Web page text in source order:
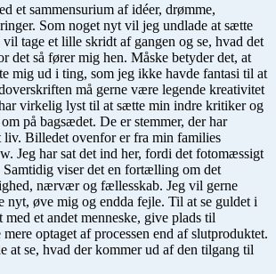
et sammensurium af idéer, drømme,
Som noget nyt vil jeg undlade at sætte
tage et lille skridt af gangen og se, hvad det
det så fører mig hen. Måske betyder det, at
mig ud i ting, som jeg ikke havde fantasi til at
må gerne være legende kreativitet
virkelig lyst til at sætte min indre kritiker og
på bagsædet. De er stemmer, der har
liv. Billedet ovenfor er fra min families
Jeg har sat det ind her, fordi det fotomæssigt
Samtidig viser det en fortælling om det
nærvær og fællesskab. Jeg vil gerne
nyt, øve mig og endda fejle. Til at se guldet i
et andet menneske, give plads til
optaget af processen end af slutproduktet.
at se, hvad der kommer ud af den tilgang til